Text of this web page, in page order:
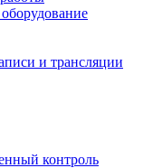
и трансляции
контроль